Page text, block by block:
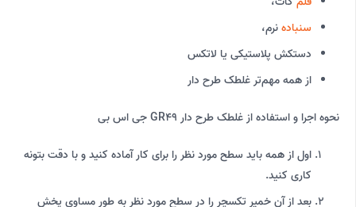
سنبادهنرم،
دستکش پلاستیکی یا لاتکس
از همه مهم‌تر غلطک طرح دار
نحوه اجرا و استفاده از غلطک طرح دار GR49 جی اس بی
اول از همه باید سطح مورد نظر را برای کار آماده کنید و با دقت بتونه
کاری کنید.
بعد از آن خمیر تکسچر را در سطح مورد نظر به طور مساوی پخش